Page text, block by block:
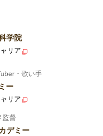
学院
リア
・歌い手
ー
リア
監督
デミー